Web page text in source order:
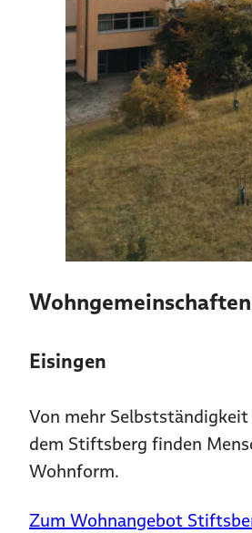
Eisingen
Von mehr
dem Stiftsberg finden
Wohnform.
Zum Wohnangebot